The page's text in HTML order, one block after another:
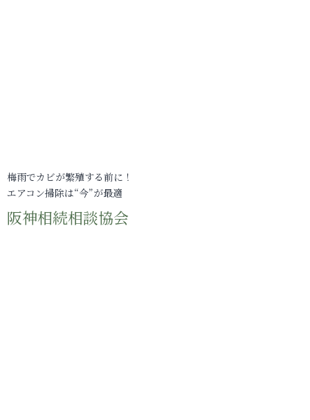
梅雨でカビが繁殖する前に！
エアコン掃除は“今”が最適
阪神相続相談協会